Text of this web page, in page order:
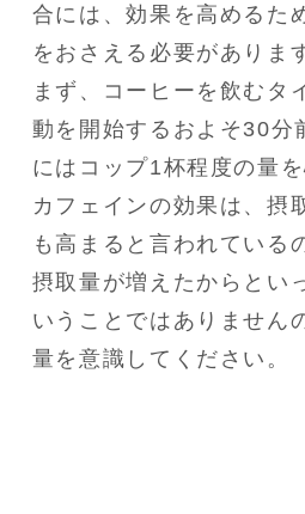
合には、効果を高めるた
をおさえる必要がありま
まず、コーヒーを飲むタ
動を開始するおよそ30分
にはコップ1杯程度の量
カフェインの効果は、摂
も高まると言われている
摂取量が増えたからとい
いうことではありません
量を意識してください。